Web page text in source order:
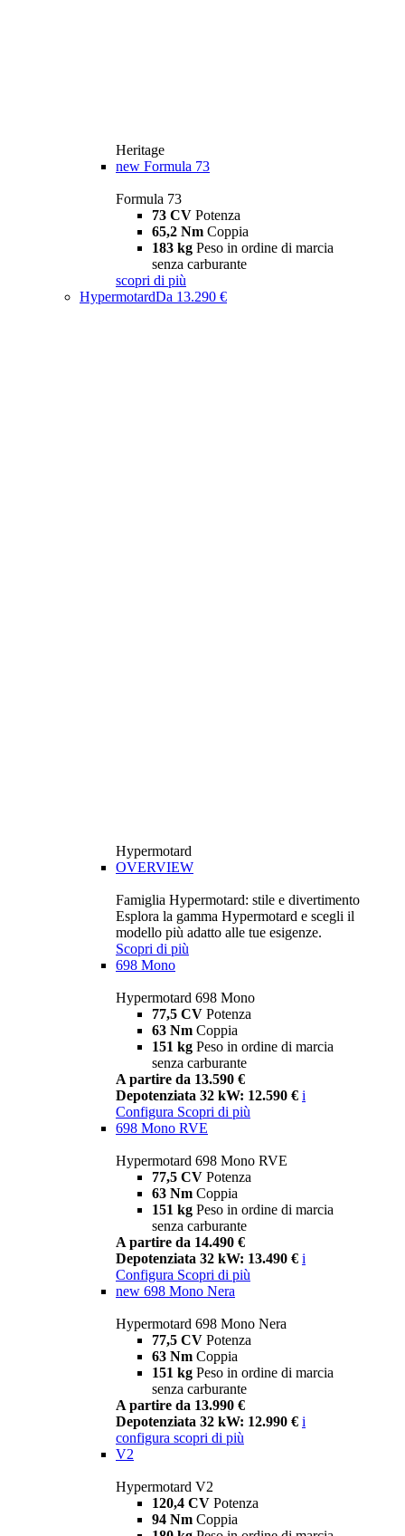
Heritage
new Formula 73
Formula 73
73 CV Potenza
65,2 Nm Coppia
183 kg Peso in ordine di marcia
senza carburante
scopri di più
HypermotardDa 13.290 €
Hypermotard
OVERVIEW
Famiglia Hypermotard: stile e divertimento
Esplora la gamma Hypermotard e scegli il
modello più adatto alle tue esigenze.
Scopri di più
698 Mono
Hypermotard 698 Mono
77,5 CV Potenza
63 Nm Coppia
151 kg Peso in ordine di marcia
senza carburante
A partire da 13.590 €
Depotenziata 32 kW: 12.590 € i
Configura Scopri di più
698 Mono RVE
Hypermotard 698 Mono RVE
77,5 CV Potenza
63 Nm Coppia
151 kg Peso in ordine di marcia
senza carburante
A partire da 14.490 €
Depotenziata 32 kW: 13.490 € i
Configura Scopri di più
new 698 Mono Nera
Hypermotard 698 Mono Nera
77,5 CV Potenza
63 Nm Coppia
151 kg Peso in ordine di marcia
senza carburante
A partire da 13.990 €
Depotenziata 32 kW: 12.990 € i
configura scopri di più
V2
Hypermotard V2
120,4 CV Potenza
94 Nm Coppia